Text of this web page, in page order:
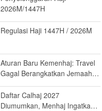
2026M/1447H
Regulasi Haji 1447H / 2026M
Aturan Baru Kemenhaj: Travel
Gagal Berangkatkan Jemaah
Daftar Calhaj 2027
Diumumkan, Menhaj Ingatkan